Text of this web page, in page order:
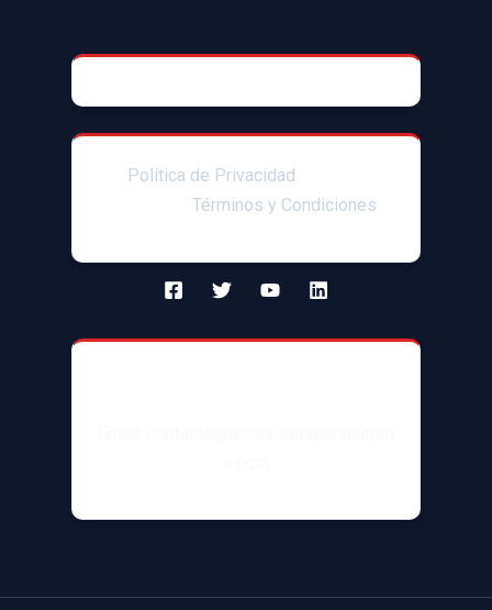
Política de Privacidad
Términos y Condiciones